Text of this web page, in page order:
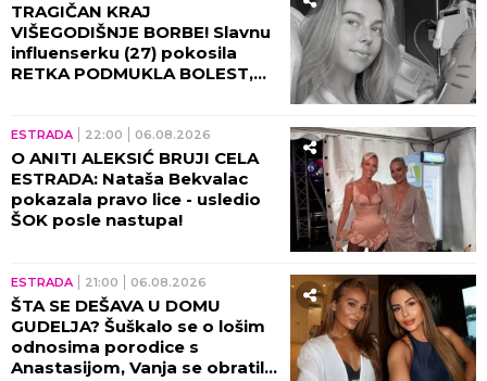
TRAGIČAN KRAJ
VIŠEGODIŠNJE BORBE! Slavnu
influenserku (27) pokosila
RETKA PODMUKLA BOLEST,
ESTRADA 22:00 06.08.2026
O ANITI ALEKSIĆ BRUJI CELA
ESTRADA: Nataša Bekvalac
pokazala pravo lice - usledio
ŠOK posle nastupa!
ESTRADA 21:00 06.08.2026
ŠTA SE DEŠAVA U DOMU
GUDELJA? Šuškalo se o lošim
odnosima porodice s
Anastasijom, Vanja se obratila